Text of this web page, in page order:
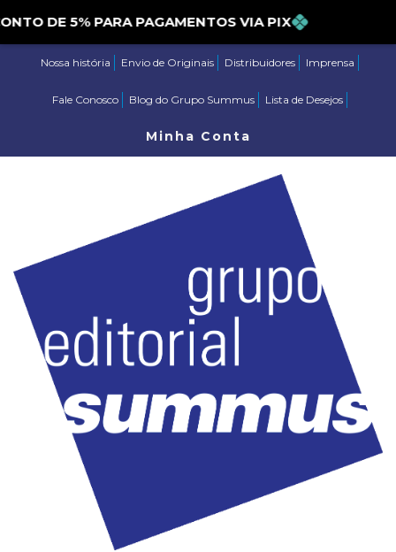
DE 5% PARA PAGAMENTOS VIA PIX
Nossa história Envio de Originais Distribuidores Imprensa
Fale Conosco Blog do Grupo Summus Lista de Desejos
Minha Conta